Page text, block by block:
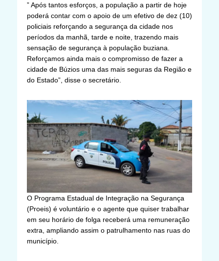
” Após tantos esforços, a população a partir de hoje
poderá contar com o apoio de um efetivo de dez (10)
policiais reforçando a segurança da cidade nos
períodos da manhã, tarde e noite, trazendo mais
sensação de segurança à população buziana.
Reforçamos ainda mais o compromisso de fazer a
cidade de Búzios uma das mais seguras da Região e
do Estado”, disse o secretário.
O Programa Estadual de Integração na Segurança
(Proeis) é voluntário e o agente que quiser trabalhar
em seu horário de folga receberá uma remuneração
extra, ampliando assim o patrulhamento nas ruas do
município.